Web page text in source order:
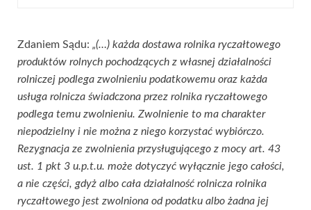
Zdaniem Sądu: „(…) każda dostawa rolnika ryczałtowego
produktów rolnych pochodzących z własnej działalności
rolniczej podlega zwolnieniu podatkowemu oraz każda
usługa rolnicza świadczona przez rolnika ryczałtowego
podlega temu zwolnieniu. Zwolnienie to ma charakter
niepodzielny i nie można z niego korzystać wybiórczo.
Rezygnacja ze zwolnienia przysługującego z mocy art. 43
ust. 1 pkt 3 u.p.t.u. może dotyczyć wyłącznie jego całości,
a nie części, gdyż albo cała działalność rolnicza rolnika
ryczałtowego jest zwolniona od podatku albo żadna jej